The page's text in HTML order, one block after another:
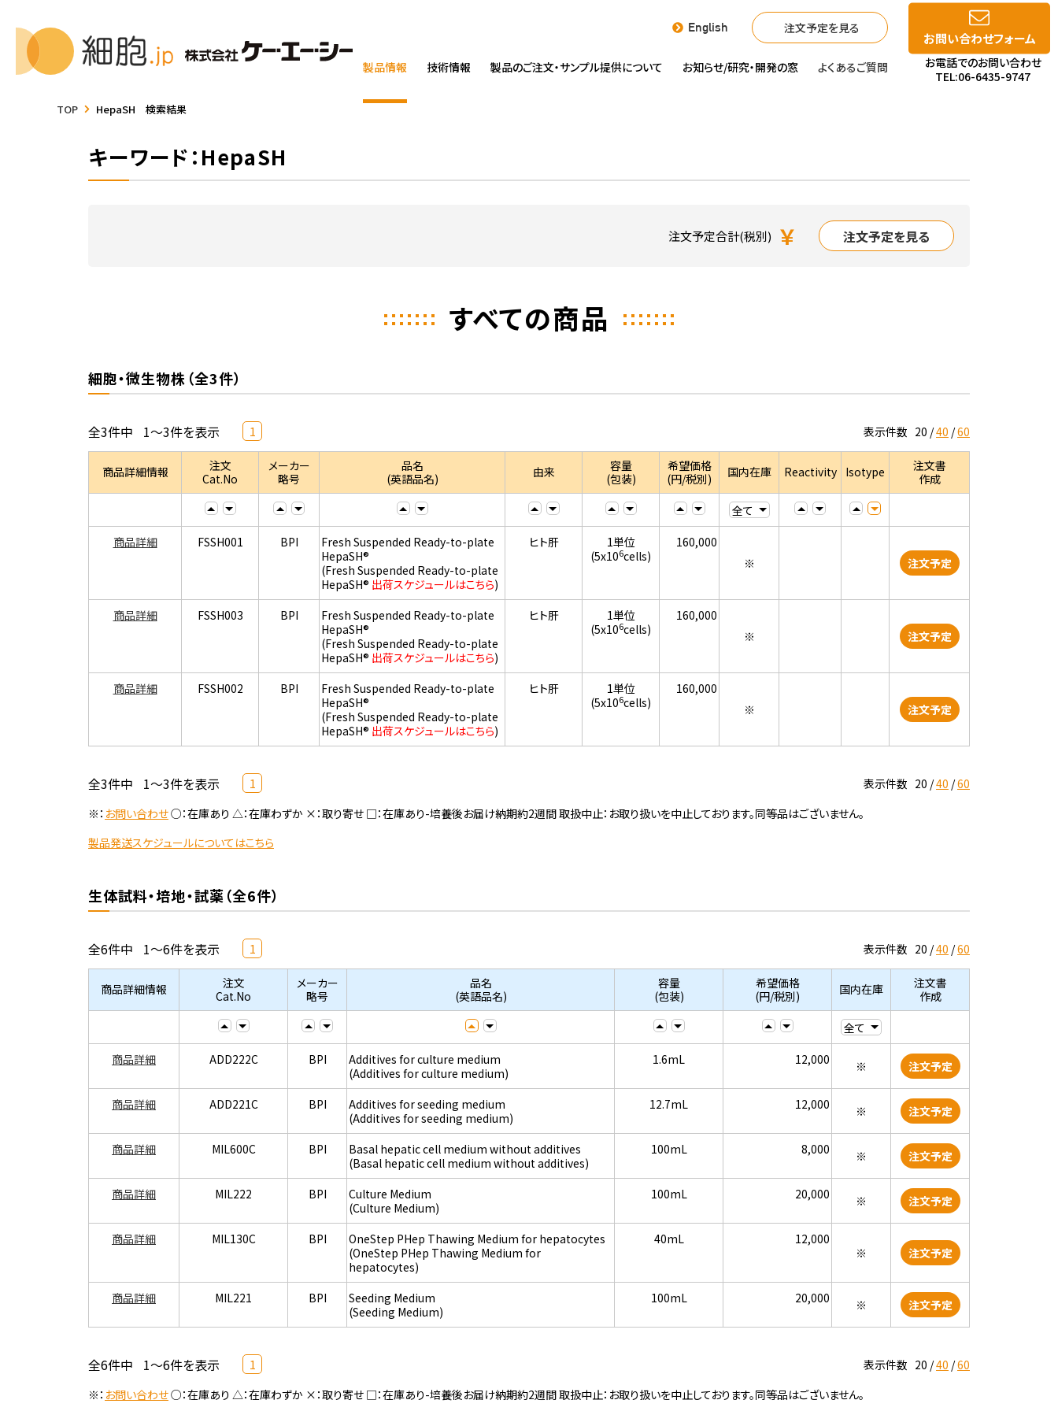
English 注文予定を見る
製品情報 技術情報 製品のご注文・サンプル提供について お知らせ/研究・開発の窓 よくあるご質問
お問い合わせフォーム
お電話でのお問い合わせ
TEL:06-6435-9747
TOP HepaSH 検索結果
キーワード：HepaSH
注文予定合計(税別) ￥ 注文予定を見る
すべての商品
細胞・微生物株（全3件）
全3件中 1～3件を表示 1 表示件数 20 40 60
商品詳細情報
注文
Cat.No
メーカー
略号
品名
(英語品名)
由来
容量
(包装)
希望価格
(円/税別)
国内在庫 Reactivity Isotype
注文書
作成
商品詳細 FSSH001 BPI
Fresh Suspended Ready-to-plate
HepaSH®
(Fresh Suspended Ready-to-plate
HepaSH® 出荷スケジュールはこちら)
ヒト肝
1単位
(5x106cells)
160,000
※
注文予定
商品詳細 FSSH003 BPI
Fresh Suspended Ready-to-plate
HepaSH®
(Fresh Suspended Ready-to-plate
HepaSH® 出荷スケジュールはこちら)
ヒト肝
1単位
(5x106cells)
160,000
※
注文予定
商品詳細 FSSH002 BPI
Fresh Suspended Ready-to-plate
HepaSH®
(Fresh Suspended Ready-to-plate
HepaSH® 出荷スケジュールはこちら)
ヒト肝
1単位
(5x106cells)
160,000
※
注文予定
全3件中 1～3件を表示 1 表示件数 20 40 60
※： お問い合わせ○：在庫あり △：在庫わずか ×：取り寄せ □：在庫あり-培養後お届け納期約2週間 取扱中止：お取り扱いを中止しております。同等品はございません。
製品発送スケジュールについてはこちら
生体試料・培地・試薬（全6件）
全6件中 1～6件を表示 1 表示件数 20 40 60
商品詳細情報
注文
Cat.No
メーカー
略号
品名
(英語品名)
容量
(包装)
希望価格
(円/税別)
国内在庫
注文書
作成
商品詳細 ADD222C BPI
Additives for culture medium
(Additives for culture medium)
1.6mL 12,000 ※ 注文予定
商品詳細 ADD221C BPI
Additives for seeding medium
(Additives for seeding medium)
12.7mL 12,000 ※ 注文予定
商品詳細 MIL600C BPI
Basal hepatic cell medium without additives
(Basal hepatic cell medium without additives)
100mL 8,000 ※ 注文予定
商品詳細 MIL222 BPI
Culture Medium
(Culture Medium)
100mL 20,000 ※ 注文予定
商品詳細 MIL130C BPI
OneStep PHep Thawing Medium for hepatocytes
(OneStep PHep Thawing Medium for
hepatocytes)
40mL
12,000
※
注文予定
商品詳細 MIL221 BPI
Seeding Medium
(Seeding Medium)
100mL 20,000 ※ 注文予定
全6件中 1～6件を表示 1 表示件数 20 40 60
※： お問い合わせ○：在庫あり △：在庫わずか ×：取り寄せ □：在庫あり-培養後お届け納期約2週間 取扱中止：お取り扱いを中止しております。同等品はございません。